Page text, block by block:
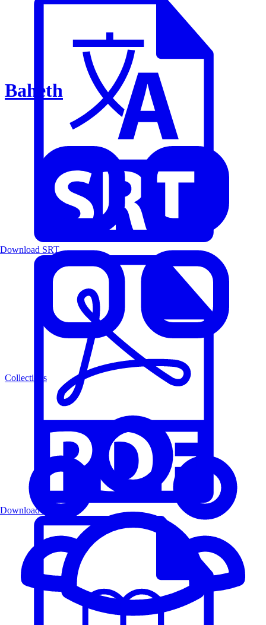
Baheth
Collections
Download SRT
Download PDF